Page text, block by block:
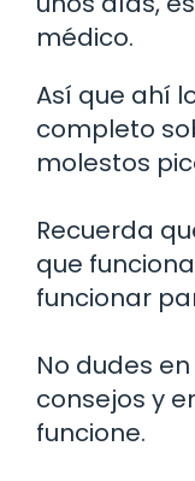
médico.
Así que ahí
completo
molestos
Recuerda
que
funcionar
No dudes
consejos y
funcione.